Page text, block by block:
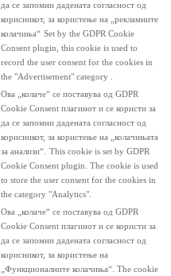
да се запомни дадената согласност од
корисникот, за користење на „рекламните
колачиња“ Set by the GDPR Cookie
Consent plugin, this cookie is used to
record the user consent for the cookies in
the "Advertisement" category .
Ова „колаче“ се поставува од GDPR
Cookie Consent плагинот и се користи за
да се запомни дадената согласност од
корисникот, за користење на „колачињата
за анализи“. This cookie is set by GDPR
Cookie Consent plugin. The cookie is used
to store the user consent for the cookies in
the category "Analytics".
Ова „колаче“ се поставува од GDPR
Cookie Consent плагинот и се користи за
да се запомни дадената согласност од
корисникот, за користење на
„Функционалните колачиња“. The cookie